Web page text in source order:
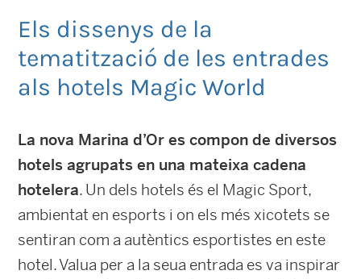
Els dissenys de la
tematització de les entrades
als hotels Magic World
La nova Marina d’Or es compon de diversos
hotels agrupats en una mateixa cadena
hotelera. Un dels hotels és el Magic Sport,
ambientat en esports i on els més xicotets se
sentiran com a autèntics esportistes en este
hotel. Valua per a la seua entrada es va inspirar